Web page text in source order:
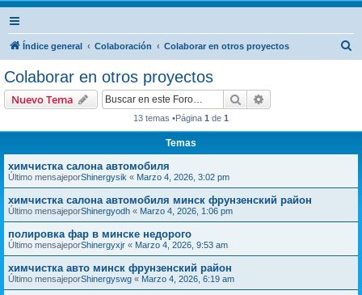
Índice general Colaboración Colaborar en otros proyectos
Colaborar en otros proyectos
Nuevo Tema Buscar
13 temas •Página 1 de 1
Temas
химчистка салона автомобиля
Último mensajeporShinergysik « Marzo 4, 2026, 3:02 pm
химчистка салона автомобиля минск фрунзенский район
Último mensajeporShinergyodh « Marzo 4, 2026, 1:06 pm
полировка фар в минске недорого
Último mensajeporShinergyxjr « Marzo 4, 2026, 9:53 am
химчистка авто минск фрунзенский район
Último mensajeporShinergyswg « Marzo 4, 2026, 6:19 am